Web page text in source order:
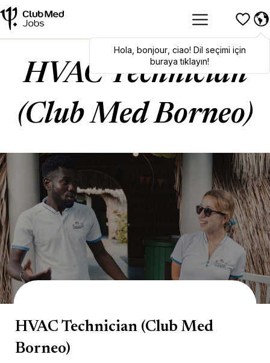
Hola,bonjour,ciao! To switch
languages, click here!
Hola bonjour, ciao! Dil seçimi için
buraya tıklayın!
HVAC Technician
(Club Med Borneo)
Servicios técnicos
HVAC Technician (Club Med
Borneo)